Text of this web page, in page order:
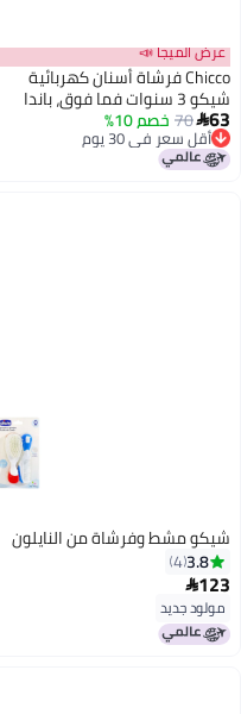
عرض الميجا 📣
Chicco فرشاة أسنان كهربائية
شيكو 3 سنوات فما فوق، باندا
63
70 خصم 10%
أقل سعر في 30 يوم
أقل سعر في 30 يوم
شيكو مشط وفرشاة من النايلون
3.8
4
123
مولود جديد